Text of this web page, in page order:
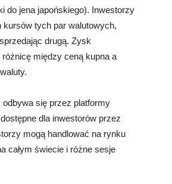
do jena japońskiego). Inwestorzy
kursów tych par walutowych,
drugą. Zysk
między ceną kupna a
odbywa się przez platformy
dla inwestorów przez
mogą handlować na rynku
całym świecie i różne sesje